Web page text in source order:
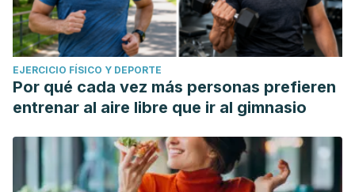
EJERCICIO FÍSICO Y DEPORTE
Por qué cada vez más personas prefieren
entrenar al aire libre que ir al gimnasio